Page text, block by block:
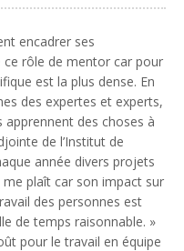
encadrer ses
ce rôle de mentor car pour
est la plus dense. En
des expertes et experts,
des choses à
de l’Institut de
année divers projets
plaît car son impact sur
des personnes est
de temps raisonnable. »
pour le travail en équipe